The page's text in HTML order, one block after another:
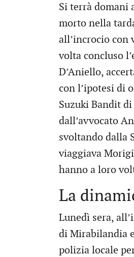
Si terrà domani
morto nella
all’incrocio con
volta concluso
D’Aniello,
con l’ipotesi di
Suzuki Bandit
dall’avvocato
svoltando dalla
viaggiava
hanno a loro
La
Lunedì sera,
di Mirabilandia
polizia locale